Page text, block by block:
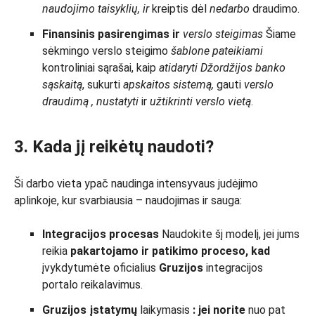
naudojimo taisyklių, irkreiptis dėl nedarbo draudimo.
Finansinis pasirengimas ir verslo steigimas Šiame
sėkmingo verslo steigimo šablone pateikiami
kontroliniai sąrašai, kaip atidaryti Džordžijos banko
sąskaitą, sukurti apskaitos sistemą, gauti verslo
draudimą , nustatyti ir užtikrinti verslo vietą.
3. Kada jį reikėtų naudoti?
Ši darbo vieta ypač naudinga intensyvaus judėjimo
aplinkoje, kur svarbiausia – naudojimas ir sauga:
Integracijos procesas Naudokite šį modelį, jei jums
reikia pakartojamo ir patikimo proceso, kad
įvykdytumėte oficialius Gruzijos integracijos
portalo reikalavimus.
Gruzijos įstatymų laikymasis : jei norite nuo pat